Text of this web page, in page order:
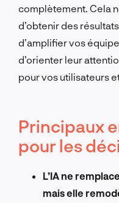
complètement. Cela
d’obtenir des
d’amplifier vos
d’orienter leur
pour vos utilisateurs
Principaux
pour les
L’IA ne
mais elle